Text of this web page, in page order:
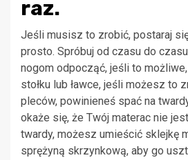
raz.
Jeśli musisz to zrobić, postaraj
prosto. Spróbuj od czasu do
nogom odpocząć, jeśli to możliwe,
stołku lub ławce, jeśli możesz to
pleców, powinieneś spać na
okaże się, że Twój materac nie
twardy, możesz umieścić sklejkę
sprężyną skrzynkową, aby go